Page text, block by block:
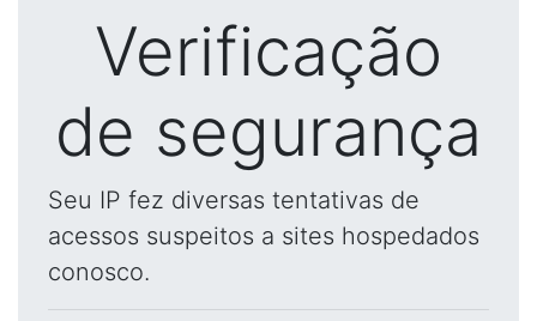
Verificação
de segurança
Seu IP fez diversas tentativas de
acessos suspeitos a sites hospedados
conosco.